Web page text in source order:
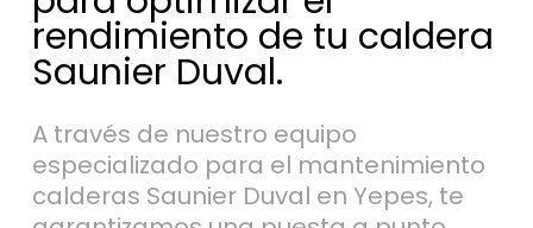
rendimiento de tu caldera
Saunier Duval.
A través de nuestro equipo
especializado para el mantenimiento
calderas Saunier Duval en Yepes, te